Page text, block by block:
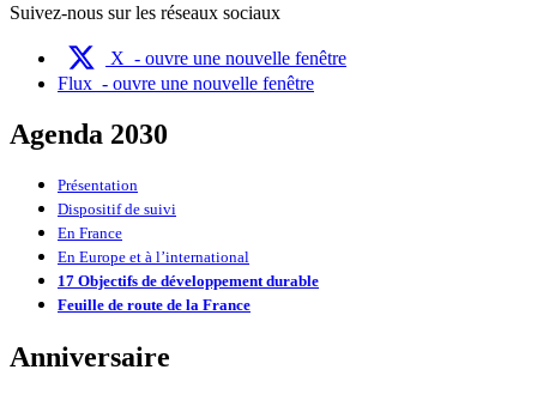
Suivez-nous sur les réseaux sociaux
X - ouvre une nouvelle fenêtre
Flux - ouvre une nouvelle fenêtre
Agenda 2030
Présentation
Dispositif de suivi
En France
En Europe et à l’international
17 Objectifs de développement durable
Feuille de route de la France
Anniversaire